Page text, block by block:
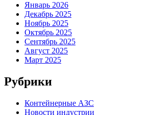
Январь 2026
Декабрь 2025
Ноябрь 2025
Октябрь 2025
Сентябрь 2025
Август 2025
Март 2025
Рубрики
Контейнерные АЗС
Новости индустрии